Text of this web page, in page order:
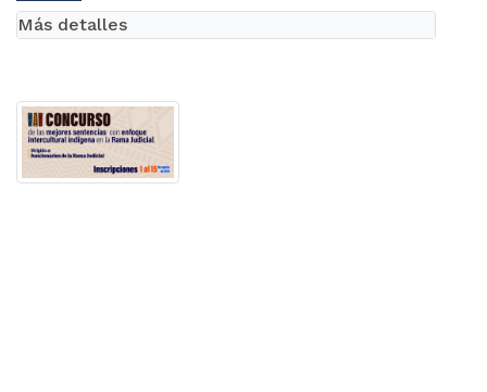
Más detalles